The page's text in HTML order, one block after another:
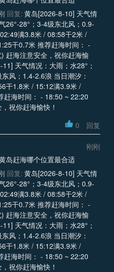
回复: 黄岛[2026-8-10] 天气情
26°-28°；3-4级东北风；0.9-
满3.8米 / 08:58干2米 /
干0.7米 推荐赶海时间： -
赶海注意安全，祝你赶海愉
风；1.4-2.6浪 当日潮汐：
干1.8米 / 15:12满3.9米 /
赶海时间： - 18:50 ~ 22:20
祝你赶海愉快！
0 回复
刚刚
岛赶海哪个位置最合适
回复: 黄岛[2026-8-10] 天气情
26°-28°；3-4级东北风；0.9-
满3.8米 / 08:58干2米 /
干0.7米 推荐赶海时间： -
赶海注意安全，祝你赶海愉
风；1.4-2.6浪 当日潮汐：
干1.8米 / 15:12满3.9米 /
赶海时间： - 18:50 ~ 22:20
祝你赶海愉快！